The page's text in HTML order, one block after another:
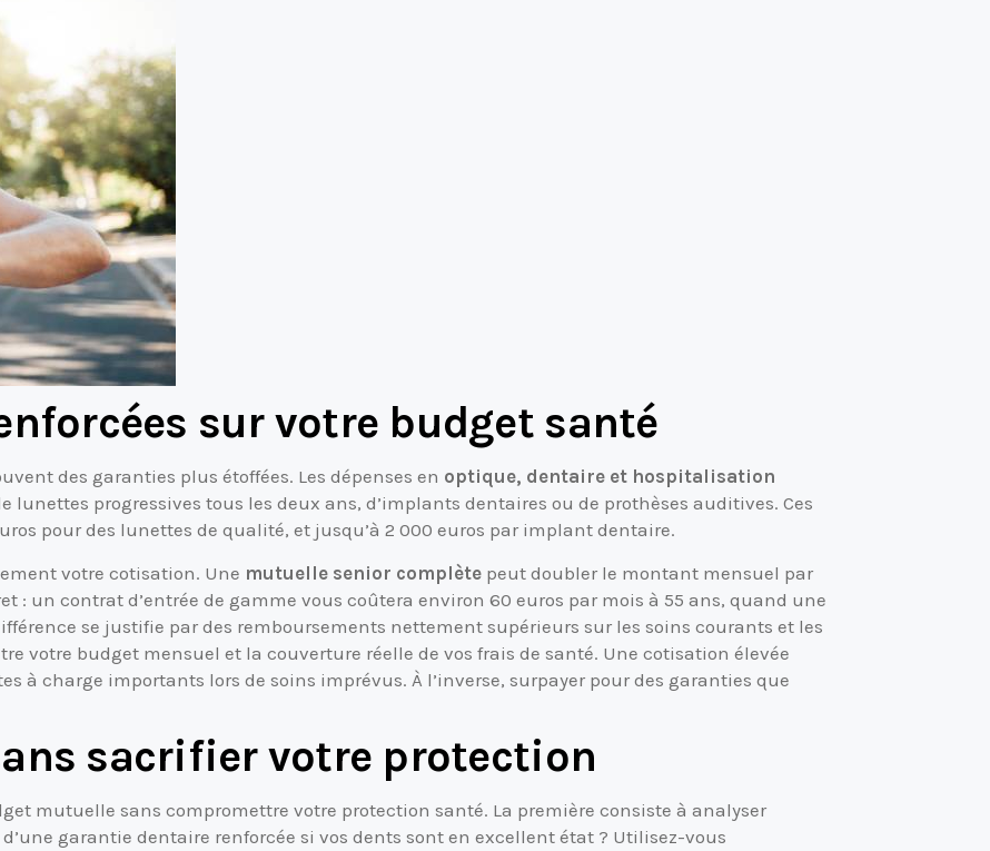
sur votre budget santé
des garanties plus étoffées. Les dépenses en optique, dentaire et hospitalisation
progressives tous les deux ans, d’implants dentaires ou de prothèses auditives. Ces
pour des lunettes de qualité, et jusqu’à 2 000 euros par implant dentaire.
votre cotisation. Une mutuelle senior complète peut doubler le montant mensuel par
: un contrat d’entrée de gamme vous coûtera environ 60 euros par mois à 55 ans, quand une
se justifie par des remboursements nettement supérieurs sur les soins courants et les
votre budget mensuel et la couverture réelle de vos frais de santé. Une cotisation élevée
à charge importants lors de soins imprévus. À l’inverse, surpayer pour des garanties que
sacrifier votre protection
mutuelle sans compromettre votre protection santé. La première consiste à analyser
garantie dentaire renforcée si vos dents sont en excellent état ? Utilisez-vous